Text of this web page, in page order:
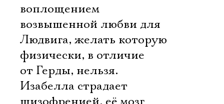
воплощением
возвышенной любви для
Людвига, желать которую
физически, в отличие
от Герды, нельзя.
Изабелла страдает